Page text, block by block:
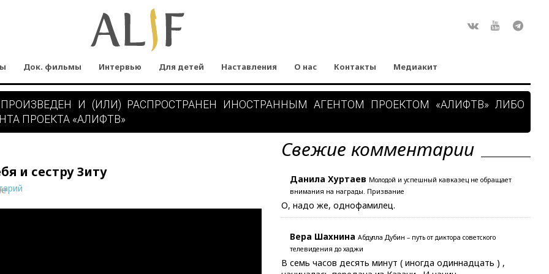
Док. фильмы Интервью Для детей Наставления О нас Контакты Медиакит
И (ИЛИ) РАСПРОСТРАНЕН ИНОСТРАННЫМ АГЕНТОМ ПРОЕКТОМ «АЛИФТВ» ЛИБО
ПРОЕКТА «АЛИФТВ»
и сестру Зиту
Свежие комментарии
Данила Хуртаев Молодой и успешный кавказец не обращает
внимания на награды. Призвание
О, надо же, однофамилец.
Вера Шахнина Абдулла Дубин – путь от диктора советского
телевидения до хаджи
В семь часов десять минут ( иногда одиннадцать ) ,